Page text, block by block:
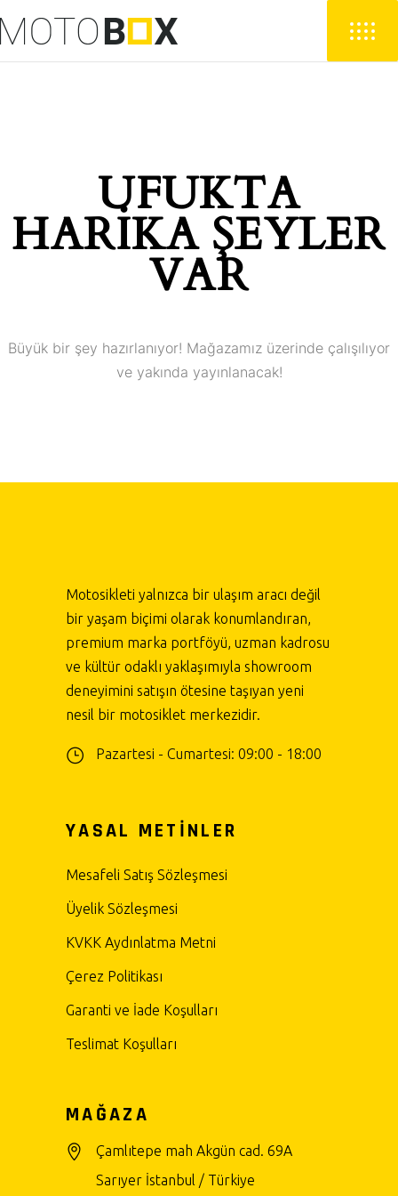
UFUKTA
HARIKA ŞEYLER
VAR
Büyük bir şey hazırlanıyor! Mağazamız üzerinde çalışılıyor
ve yakında yayınlanacak!
Motosikleti yalnızca bir ulaşım aracı değil
bir yaşam biçimi olarak konumlandıran,
premium marka portföyü, uzman kadrosu
ve kültür odaklı yaklaşımıyla showroom
deneyimini satışın ötesine taşıyan yeni
nesil bir motosiklet merkezidir.
Pazartesi - Cumartesi: 09:00 - 18:00
YASAL METİNLER
Mesafeli Satış Sözleşmesi
Üyelik Sözleşmesi
KVKK Aydınlatma Metni
Çerez Politikası
Garanti ve İade Koşulları
Teslimat Koşulları
MAĞAZA
Çamlıtepe mah Akgün cad. 69A
Sarıyer İstanbul / Türkiye